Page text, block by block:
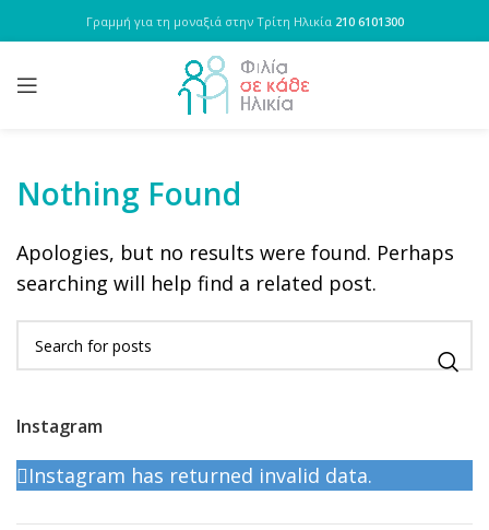
Γραμμή για τη μοναξιά στην Τρίτη Ηλικία 210 6101300
Nothing Found
Apologies, but no results were found. Perhaps
searching will help find a related post.
Instagram
Instagram has returned invalid data.